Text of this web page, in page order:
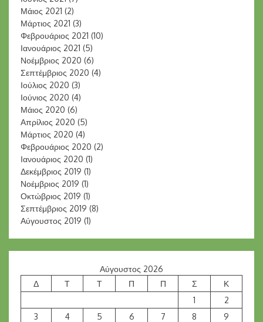
Μάιος 2021 (2)
Μάρτιος 2021 (3)
Φεβρουάριος 2021 (10)
Ιανουάριος 2021 (5)
Νοέμβριος 2020 (6)
Σεπτέμβριος 2020 (4)
Ιούλιος 2020 (3)
Ιούνιος 2020 (4)
Μάιος 2020 (6)
Απρίλιος 2020 (5)
Μάρτιος 2020 (4)
Φεβρουάριος 2020 (2)
Ιανουάριος 2020 (1)
Δεκέμβριος 2019 (1)
Νοέμβριος 2019 (1)
Οκτώβριος 2019 (1)
Σεπτέμβριος 2019 (8)
Αύγουστος 2019 (1)
Αύγουστος 2026
Δ
Τ Τ Π Π Σ
Κ
1
2
3
4 5 6 7 8 9